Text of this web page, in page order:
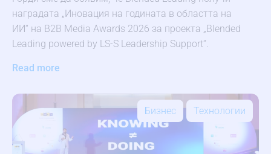
наградата „Иновация на годината в областта на
ИИ“ на B2B Media Awards 2026 за проекта „Blended
Leading powered by LS-S Leadership Support“.
Read more
Бизнес Технологии